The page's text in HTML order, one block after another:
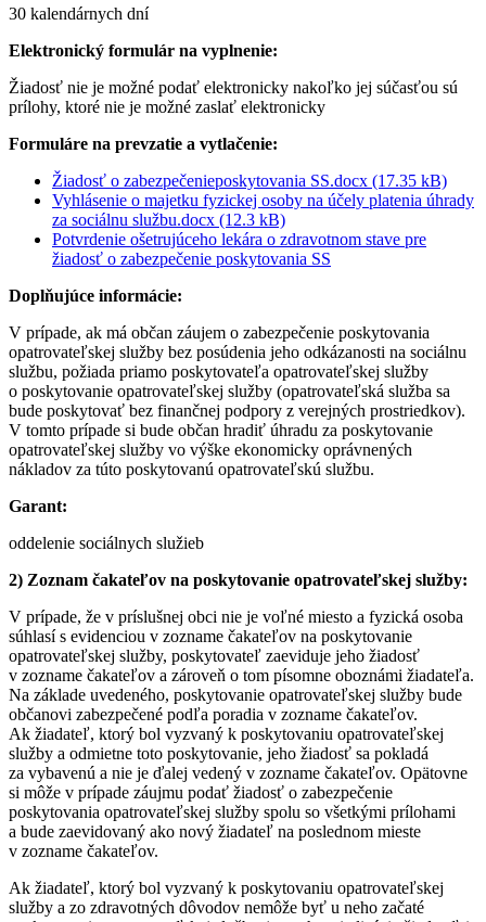
30 kalendárnych dní
Elektronický formulár na vyplnenie:
Žiadosť nie je možné podať elektronicky nakoľko jej súčasťou sú
prílohy, ktoré nie je možné zaslať elektronicky
Formuláre na prevzatie a vytlačenie:
Žiadosť o zabezpečenieposkytovania SS.docx (17.35 kB)
Vyhlásenie o majetku fyzickej osoby na účely platenia úhrady
za sociálnu službu.docx (12.3 kB)
Potvrdenie ošetrujúceho lekára o zdravotnom stave pre
žiadosť o zabezpečenie poskytovania SS
Doplňujúce informácie:
V prípade, ak má občan záujem o zabezpečenie poskytovania
opatrovateľskej služby bez posúdenia jeho odkázanosti na sociálnu
službu, požiada priamo poskytovateľa opatrovateľskej služby
o poskytovanie opatrovateľskej služby (opatrovateľská služba sa
bude poskytovať bez finančnej podpory z verejných prostriedkov).
V tomto prípade si bude občan hradiť úhradu za poskytovanie
opatrovateľskej služby vo výške ekonomicky oprávnených
nákladov za túto poskytovanú opatrovateľskú službu.
Garant:
oddelenie sociálnych služieb
2) Zoznam čakateľov na poskytovanie opatrovateľskej služby:
V prípade, že v príslušnej obci nie je voľné miesto a fyzická osoba
súhlasí s evidenciou v zozname čakateľov na poskytovanie
opatrovateľskej služby, poskytovateľ zaeviduje jeho žiadosť
v zozname čakateľov a zároveň o tom písomne oboznámi žiadateľa.
Na základe uvedeného, poskytovanie opatrovateľskej služby bude
občanovi zabezpečené podľa poradia v zozname čakateľov.
Ak žiadateľ, ktorý bol vyzvaný k poskytovaniu opatrovateľskej
služby a odmietne toto poskytovanie, jeho žiadosť sa pokladá
za vybavenú a nie je ďalej vedený v zozname čakateľov. Opätovne
si môže v prípade záujmu podať žiadosť o zabezpečenie
poskytovania opatrovateľskej služby spolu so všetkými prílohami
a bude zaevidovaný ako nový žiadateľ na poslednom mieste
v zozname čakateľov.
Ak žiadateľ, ktorý bol vyzvaný k poskytovaniu opatrovateľskej
služby a zo zdravotných dôvodov nemôže byť u neho začaté